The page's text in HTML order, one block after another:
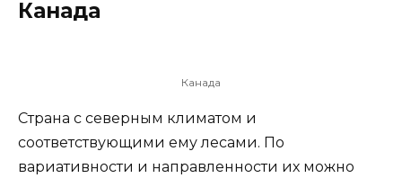
Канада
Канада
Страна с северным климатом и
соответствующими ему лесами. По
вариативности и направленности их можно